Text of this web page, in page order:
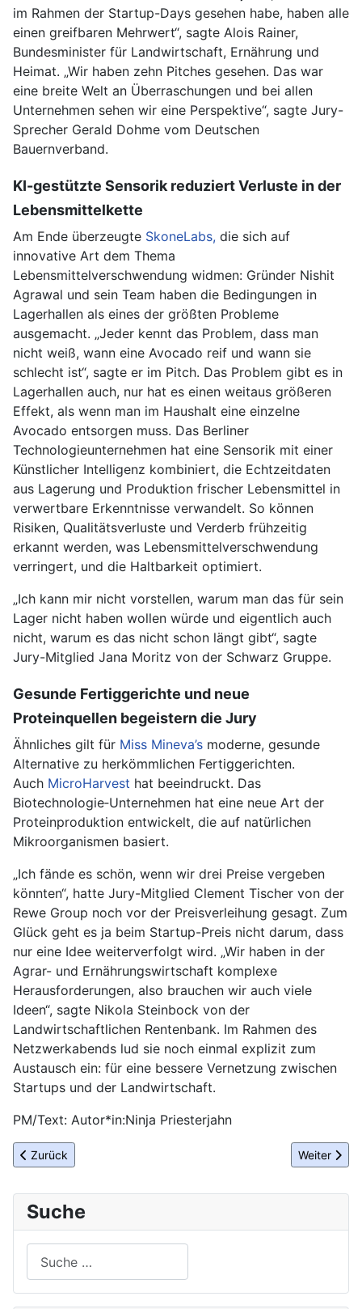
im Rahmen der Startup-Days gesehen habe, haben alle
einen greifbaren Mehrwert“, sagte Alois Rainer,
Bundesminister für Landwirtschaft, Ernährung und
Heimat. „Wir haben zehn Pitches gesehen. Das war
eine breite Welt an Überraschungen und bei allen
Unternehmen sehen wir eine Perspektive“, sagte Jury-
Sprecher Gerald Dohme vom Deutschen
Bauernverband.
KI-gestützte Sensorik reduziert Verluste in der
Lebensmittelkette
Am Ende überzeugte SkoneLabs, die sich auf
innovative Art dem Thema
Lebensmittelverschwendung widmen: Gründer Nishit
Agrawal und sein Team haben die Bedingungen in
Lagerhallen als eines der größten Probleme
ausgemacht. „Jeder kennt das Problem, dass man
nicht weiß, wann eine Avocado reif und wann sie
schlecht ist“, sagte er im Pitch. Das Problem gibt es in
Lagerhallen auch, nur hat es einen weitaus größeren
Effekt, als wenn man im Haushalt eine einzelne
Avocado entsorgen muss. Das Berliner
Technologieunternehmen hat eine Sensorik mit einer
Künstlicher Intelligenz kombiniert, die Echtzeitdaten
aus Lagerung und Produktion frischer Lebensmittel in
verwertbare Erkenntnisse verwandelt. So können
Risiken, Qualitätsverluste und Verderb frühzeitig
erkannt werden, was Lebensmittelverschwendung
verringert, und die Haltbarkeit optimiert.
„Ich kann mir nicht vorstellen, warum man das für sein
Lager nicht haben wollen würde und eigentlich auch
nicht, warum es das nicht schon längt gibt“, sagte
Jury-Mitglied Jana Moritz von der Schwarz Gruppe.
Gesunde Fertiggerichte und neue
Proteinquellen begeistern die Jury
Ähnliches gilt für Miss Mineva’s moderne, gesunde
Alternative zu herkömmlichen Fertiggerichten.
Auch MicroHarvest hat beeindruckt. Das
Biotechnologie‑Unternehmen hat eine neue Art der
Proteinproduktion entwickelt, die auf natürlichen
Mikroorganismen basiert.
„Ich fände es schön, wenn wir drei Preise vergeben
könnten“, hatte Jury-Mitglied Clement Tischer von der
Rewe Group noch vor der Preisverleihung gesagt. Zum
Glück geht es ja beim Startup-Preis nicht darum, dass
nur eine Idee weiterverfolgt wird. „Wir haben in der
Agrar- und Ernährungswirtschaft komplexe
Herausforderungen, also brauchen wir auch viele
Ideen“, sagte Nikola Steinbock von der
Landwirtschaftlichen Rentenbank. Im Rahmen des
Netzwerkabends lud sie noch einmal explizit zum
Austausch ein: für eine bessere Vernetzung zwischen
Startups und der Landwirtschaft.
PM/Text: Autor*in:Ninja Priesterjahn
Vorheriger Beitrag: Trends aus Osteuropa: Food-Startups aus
Zurück Nächster
Weiter
Suche